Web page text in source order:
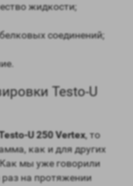
жидкости;
соединений;
Testo-U
U 250 Vertex, то
как и для других
мы уже говорили
на протяжении